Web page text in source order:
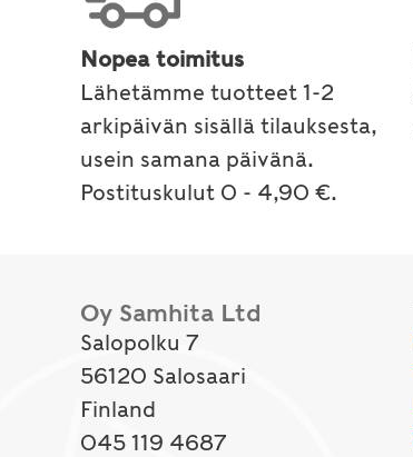
Nopea toimitus
Lähetämme tuotteet 1-2
arkipäivän sisällä tilauksesta,
usein samana päivänä.
Postituskulut 0 - 4,90 €.
Oy Samhita Ltd
Salopolku 7
56120 Salosaari
Finland
045 119 4687